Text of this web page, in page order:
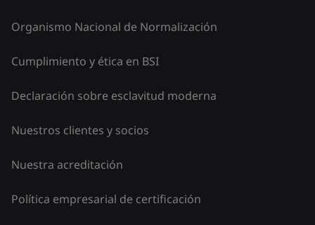
Organismo Nacional de Normalización
Cumplimiento y ética en BSI
Declaración sobre esclavitud moderna
Nuestros clientes y socios
Nuestra acreditación
Política empresarial de certificación